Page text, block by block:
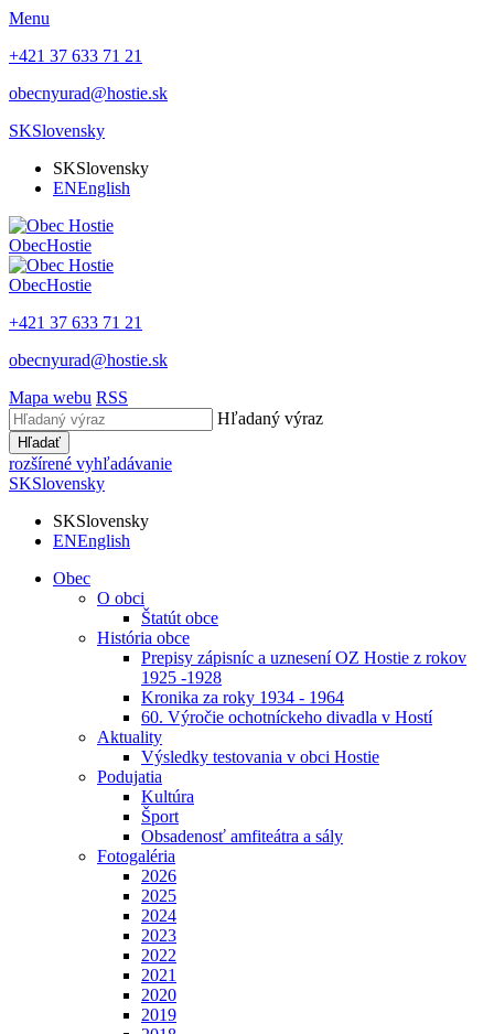
Menu
+421 37 633 71 21
obecnyurad@hostie.sk
SKSlovensky
SKSlovensky
ENEnglish
ObecHostie
ObecHostie
+421 37 633 71 21
obecnyurad@hostie.sk
Mapa webu RSS
Hľadaný výraz
Hľadať
rozšírené vyhľadávanie
SKSlovensky
SKSlovensky
ENEnglish
Obec
O obci
Štatút obce
História obce
Prepisy zápisníc a uznesení OZ Hostie z rokov
1925 -1928
Kronika za roky 1934 - 1964
60. Výročie ochotníckeho divadla v Hostí
Aktuality
Výsledky testovania v obci Hostie
Podujatia
Kultúra
Šport
Obsadenosť amfiteátra a sály
Fotogaléria
2026
2025
2024
2023
2022
2021
2020
2019